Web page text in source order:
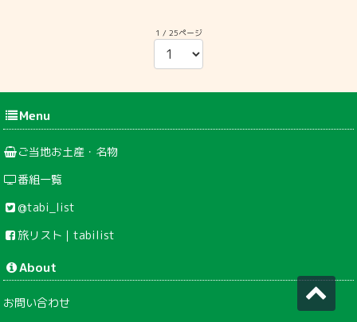
1 / 25ページ
Menu
ご当地お土産・名物
番組一覧
@tabi_list
旅リスト｜tabilist
About
お問い合わせ